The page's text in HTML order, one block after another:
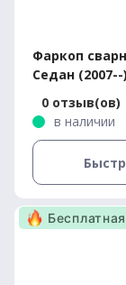
Фаркоп
Седан (2007--)
0 отзыв(ов)
в наличии